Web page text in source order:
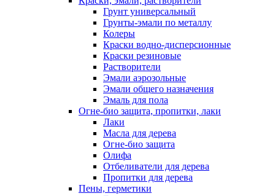
Грунт универсальный
Грунты-эмали по металлу
Колеры
Краски водно-дисперсионные
Краски резиновые
Растворители
Эмали аэрозольные
Эмали общего назначения
Эмаль для пола
Огне-био защита, пропитки, лаки
Лаки
Масла для дерева
Огне-био защита
Олифа
Отбеливатели для дерева
Пропитки для дерева
Пены, герметики